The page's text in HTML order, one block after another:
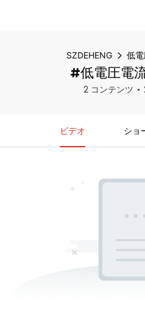
SZDEHENG 低
#低電圧電
2 コンテンツ
ビデオ ショ